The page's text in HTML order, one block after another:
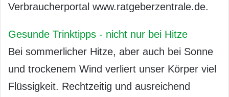
Verbraucherportal www.ratgeberzentrale.de.
Gesunde Trinktipps - nicht nur bei Hitze
Bei sommerlicher Hitze, aber auch bei Sonne
und trockenem Wind verliert unser Körper viel
Flüssigkeit. Rechtzeitig und ausreichend